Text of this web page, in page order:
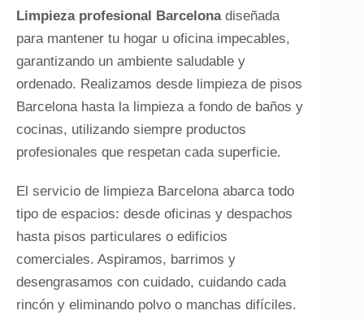
Limpieza profesional Barcelonadiseñada
para mantener tu hogar u oficina impecables,
garantizando un ambiente saludable y
ordenado. Realizamos desde limpieza de pisos
Barcelona hasta la limpieza a fondo de baños y
cocinas, utilizando siempre productos
profesionales que respetan cada superficie.
El servicio de limpieza Barcelona abarca todo
tipo de espacios: desde oficinas y despachos
hasta pisos particulares o edificios
comerciales. Aspiramos, barrimos y
desengrasamos con cuidado, cuidando cada
rincón y eliminando polvo o manchas difíciles.